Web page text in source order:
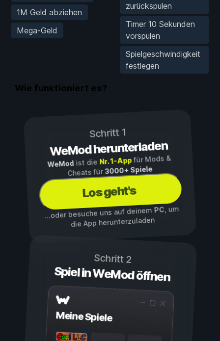
1M Geld abziehen
Mega-Geld
zurückspulen
Timer 10 Sekunden
vorspulen
Spielgeschwindigkeit
festlegen
Wie funktioniert es?
Schritt 1
WeMod herunterladen
WeMod ist die Nr. 1-Appfür Mods &
Cheats für3000+ Spiele
Los geht's
...oder besuche uns auf deinemPC, um
die App herunterzuladen
Schritt 2
Spiel in WeMod öffnen
Meine Spiele